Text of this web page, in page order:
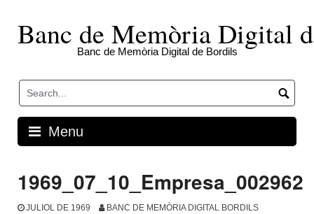
contentBanc de Memòria Digital
Banc de Memòria Digital de Bordils
Menu
1969_07_10_Empresa_002962
JULIOL DE 1969 BANC DE MEMÒRIA DIGITAL BORDILS